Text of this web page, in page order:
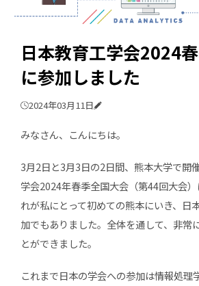
日本教育工学会2024
に参加しました
2024年03月11日
みなさん、こんにちは。
3月2日と3月3日の2日間、熊本大学で開
学会2024年春季全国大会（第44回大会
れが私にとって初めての熊本にいき、日
加でもありました。全体を通して、非常
とができました。
これまで日本の学会への参加は情報処理